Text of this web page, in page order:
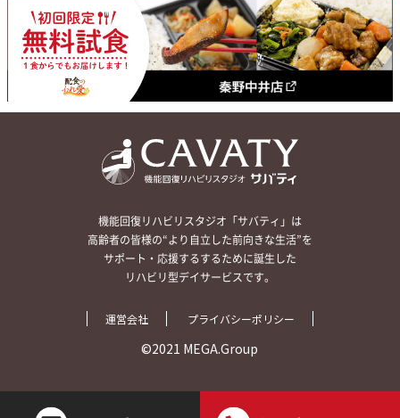
機能回復リハビリスタジオ「サバティ」は
高齢者の皆様の“より自立した前向きな生活”を
サポート・応援するするために誕生した
リハビリ型デイサービスです。
運営会社 プライバシーポリシー
©2021 MEGA.Group